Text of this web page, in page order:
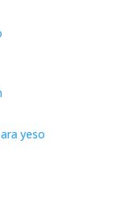
yeso